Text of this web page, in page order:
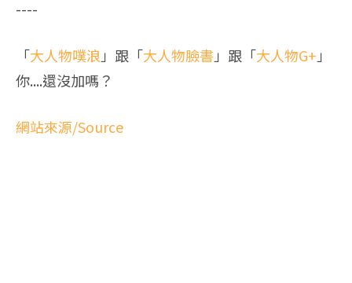
----
「大人物噗浪 」跟「大人物臉書」跟「大人物G+ 」
你....還沒加嗎？
網站來源/Source